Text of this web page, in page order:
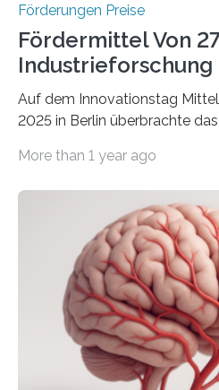
Förderungen Preise
Fördermittel Von
Auf dem Innovationstag
2025 in Berlin überbrachte
Überplanmäßige
Woche vom
anderem zur Unterstützung
Gemeinschaftsforschung
Innovationsprogramm
Innovationskompetenz INNO-
Innovationstag Mittelstand
Berlin überbrachte das
Wirtschaft und Energie eine
More than 1 year ago